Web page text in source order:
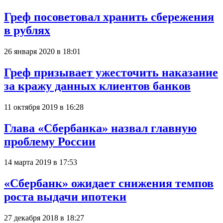
Греф посоветовал хранить сбережения
в рублях
26 января 2020 в 18:01
Греф призывает ужесточить наказание
за кражу данных клиентов банков
11 октября 2019 в 16:28
Глава «Сбербанка» назвал главную
проблему России
14 марта 2019 в 17:53
«Сбербанк» ожидает снижения темпов
роста выдачи ипотеки
27 декабря 2018 в 18:27